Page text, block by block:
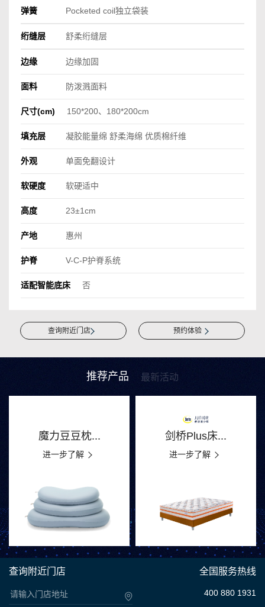
弹簧 Pocketed coil独立袋装
绗缝层 舒柔绗缝层
边缘 边缘加固
面料 防泼溅面料
尺寸(cm) 150*200、180*200cm
填充层 凝胶能量绵 舒柔海绵 优质棉纤维
外观 单面免翻设计
软硬度 软硬适中
高度 23±1cm
产地 惠州
护脊 V-C-P护脊系统
适配智能底床 否
查询附近门店 预约体验
推荐产品 最新活动
魔力豆豆枕...
进一步了解
剑桥Plus床...
进一步了解
查询附近门店 全国服务热线
400 880 1931